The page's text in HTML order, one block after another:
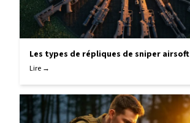
Les types de répliques de sniper airsoft
Lire →